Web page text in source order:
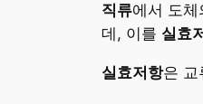
직류에서 도
데, 이를 실효
실효저항은 교